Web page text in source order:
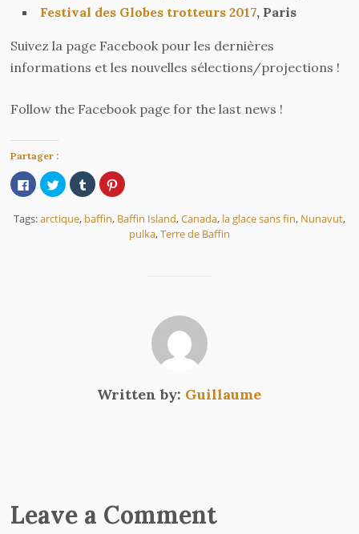
Festival des Globes trotteurs 2017, Paris
Suivez la page Facebook pour les dernières
informations et les nouvelles sélections/projections !
Follow the Facebook page for the last news !
Partager :
Cliquez
pour
partager
Facebook(ouvre
Cliquez
pour
partager
Twitter(ouvre
dans
Cliquez
pour
partager
Tumblr(ouvre
Cliquez
pour
Pinterest(ouvre
dans
une
Tags:arctique, baffin, Baffin Island,Canada, la glace sans fin, Nunavut,
pulka,Terre de Baffin
Written by: Guillaume
Leave a Comment